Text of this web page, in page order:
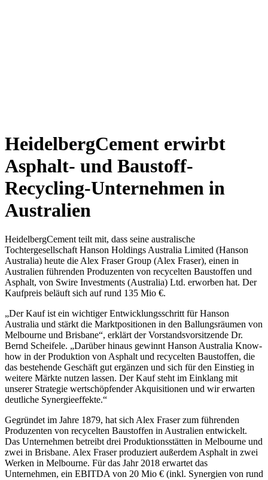
HeidelbergCement erwirbt
Asphalt- und Baustoff-
Recycling-Unternehmen in
Australien
HeidelbergCement teilt mit, dass seine australische
Tochtergesellschaft Hanson Holdings Australia Limited (Hanson
Australia) heute die Alex Fraser Group (Alex Fraser), einen in
Australien führenden Produzenten von recycelten Baustoffen und
Asphalt, von Swire Investments (Australia) Ltd. erworben hat. Der
Kaufpreis beläuft sich auf rund 135 Mio €.
„Der Kauf ist ein wichtiger Entwicklungsschritt für Hanson
Australia und stärkt die Marktpositionen in den Ballungsräumen von
Melbourne und Brisbane“, erklärt der Vorstandsvorsitzende Dr.
Bernd Scheifele. „Darüber hinaus gewinnt Hanson Australia Know-
how in der Produktion von Asphalt und recycelten Baustoffen, die
das bestehende Geschäft gut ergänzen und sich für den Einstieg in
weitere Märkte nutzen lassen. Der Kauf steht im Einklang mit
unserer Strategie wertschöpfender Akquisitionen und wir erwarten
deutliche Synergieeffekte.“
Gegründet im Jahre 1879, hat sich Alex Fraser zum führenden
Produzenten von recycelten Baustoffen in Australien entwickelt.
Das Unternehmen betreibt drei Produktionsstätten in Melbourne und
zwei in Brisbane. Alex Fraser produziert außerdem Asphalt in zwei
Werken in Melbourne. Für das Jahr 2018 erwartet das
Unternehmen, ein EBITDA von 20 Mio € (inkl. Synergien von rund